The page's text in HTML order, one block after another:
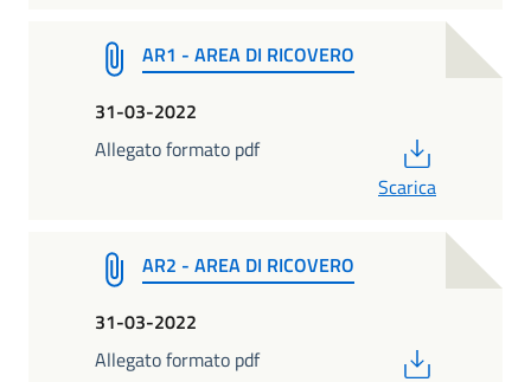
AR1 - AREA DI RICOVERO
31-03-2022
Allegato formato pdf
Scarica
AR2 - AREA DI RICOVERO
31-03-2022
Allegato formato pdf